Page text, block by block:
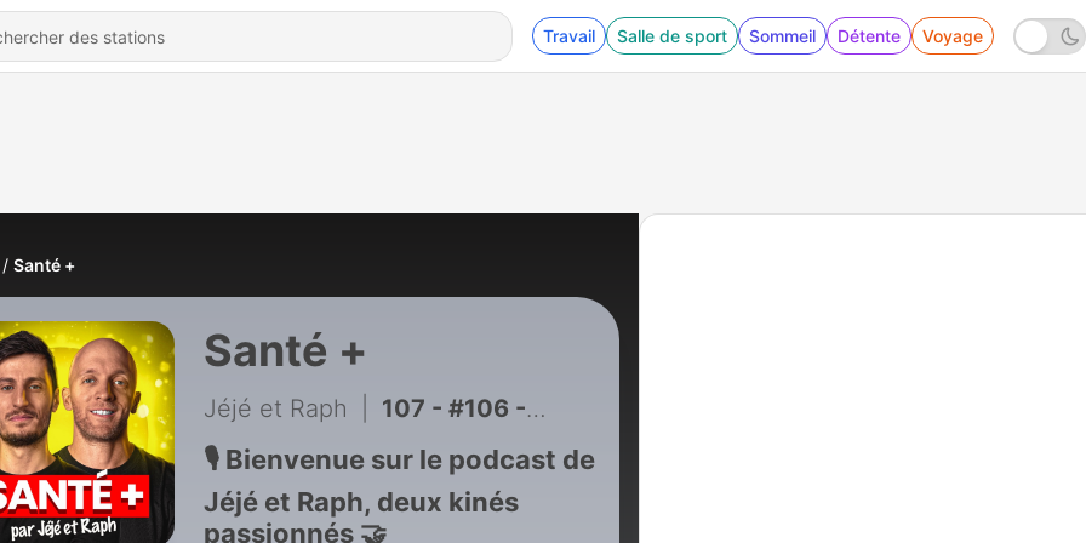
Travail Salle de sport Sommeil Détente Voyage
Santé +
Santé +
Jéjé et Raph 107 - #106 - ILS VOUS MENTENT SUR LA MÉNOPAUSE (L’ENQUÊTE D’UN EXPERT)
🎙️ Bienvenue sur le podcast de
Jéjé et Raph, deux kinés
passionnés 🤝